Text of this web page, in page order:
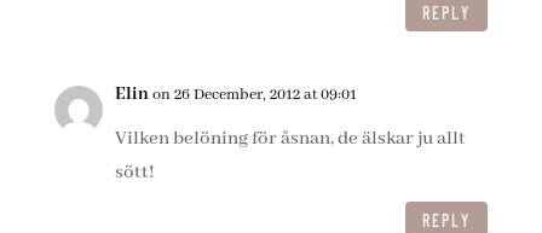
REPLY
Elinon 26 December, 2012 at 09:01
Vilken belöning för åsnan, de älskar ju allt
sött!
REPLY